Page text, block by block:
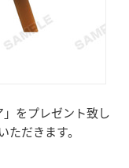
をプレゼント致し
だきます。